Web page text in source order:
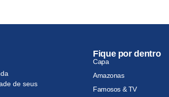
de seus
Fique por dentro
Capa
Amazonas
Famosos & TV